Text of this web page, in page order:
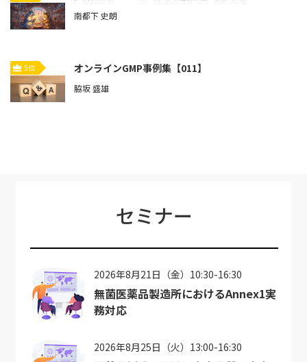
南都下 史朗
5位 オンラインGMP事例集【011】
脇坂 盛雄
セミナー
2026年8月21日（金）10:30-16:30
無菌医薬品製造所におけるAnnex1実
務対応
2026年8月25日（火）13:00-16:30